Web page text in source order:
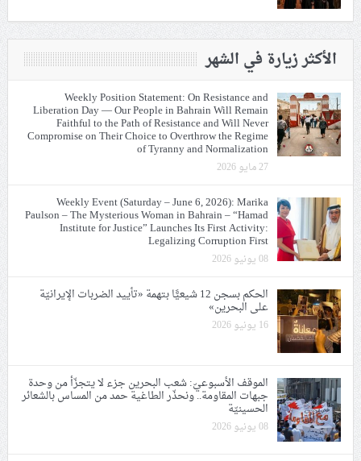
الأكثر زيارة في الشهر
Weekly Position Statement: On Resistance and
Liberation Day — Our People in Bahrain Will Remain
Faithful to the Path of Resistance and Will Never
Compromise on Their Choice to Overthrow the Regime
of Tyranny and Normalization
27 مايو 2026
Weekly Event (Saturday – June 6, 2026): Marika
Paulson – The Mysterious Woman in Bahrain – “Hamad
Institute for Justice” Launches Its First Activity:
Legalizing Corruption First
08 يونيو 2026
الحكم بسجن 12 شيعيًّا بتهمة «تأييد الضربات الإيرانيّة
على البحرين»
16 يونيو 2026
الموقف الأسبوعيّ: شعب البحرين جزء لا يتجزّأ من وحدة
جبهات المقاومة.. ونحذّر الطاغية حمد من المساس بالشعائر
الحسينيّة
08 يونيو 2026